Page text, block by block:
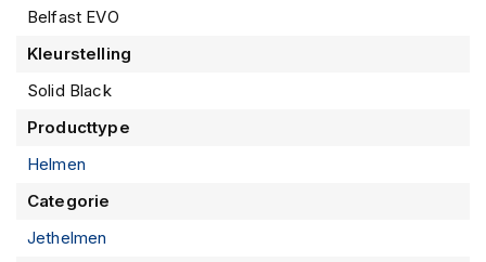
a
e
e
m
e
Belfast EVO
Kleurstelling
Solid Black
Producttype
Helmen
Categorie
Jethelmen